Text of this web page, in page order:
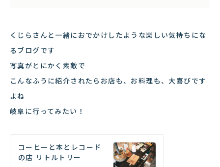
くじらさんと一緒におでかけしたような楽しい気持ちにな
るブログです
写真がとにかく素敵で
こんなふうに紹介されたらお店も、お料理も、大喜びです
よね
岐阜に行ってみたい！
コーヒーと本とレコード
の店 リトルトリー